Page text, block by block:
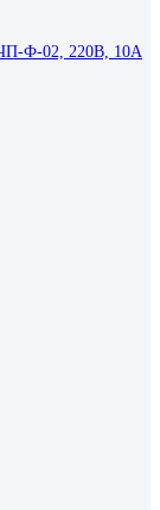
Ф-02, 220В, 10А